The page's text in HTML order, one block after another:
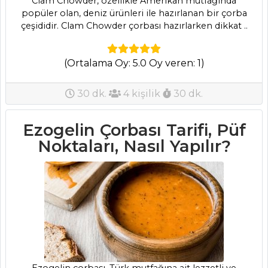
Parmesan
Peynirli Noodle
Tarifi, Nasıl Yapılır?
Firik Pilavı Tarifi,
Kremalı ve Mısırlı
Pilav Tarifi, Nasıl
Yapılır?
Pilav ve Makarna
Tüm Tarifleri
MASTERCHEF
Astarlı Sütlaç
Tarifi, Nasıl Yapılır?
popüler olan, deniz ürünleri ile hazırlanan bir çorba
çeşididir. Clam Chowder çorbası hazırlarken dikkat ..
(Ortalama Oy: 5.0 Oy veren: 1)
30 dk. 4 kişilik 30 dk.
Ezogelin Çorbası Tarifi, Püf
Noktaları, Nasıl Yapılır?